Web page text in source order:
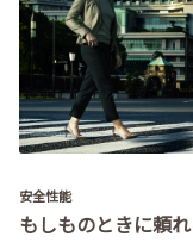
安全性能
もしものときに頼